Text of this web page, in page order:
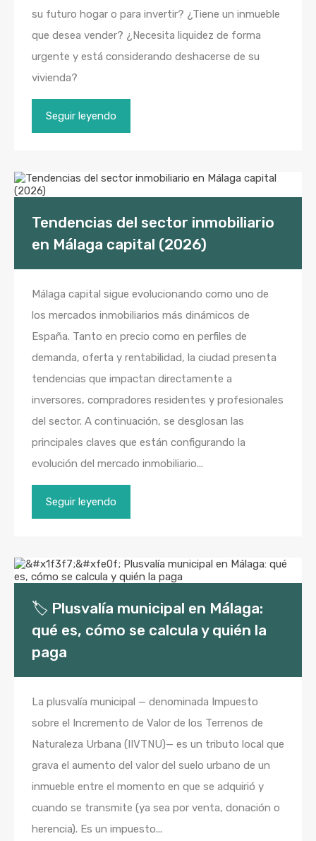
su futuro hogar o para invertir? ¿Tiene un inmueble
que desea vender? ¿Necesita liquidez de forma
urgente y está considerando deshacerse de su
vivienda?
Seguir leyendo
Tendencias del sector inmobiliario
en Málaga capital (2026)
Málaga capital sigue evolucionando como uno de
los mercados inmobiliarios más dinámicos de
España. Tanto en precio como en perfiles de
demanda, oferta y rentabilidad, la ciudad presenta
tendencias que impactan directamente a
inversores, compradores residentes y profesionales
del sector. A continuación, se desglosan las
principales claves que están configurando la
evolución del mercado inmobiliario...
Seguir leyendo
🏷️ Plusvalía municipal en Málaga:
qué es, cómo se calcula y quién la
paga
La plusvalía municipal — denominada Impuesto
sobre el Incremento de Valor de los Terrenos de
Naturaleza Urbana (IIVTNU)— es un tributo local que
grava el aumento del valor del suelo urbano de un
inmueble entre el momento en que se adquirió y
cuando se transmite (ya sea por venta, donación o
herencia). Es un impuesto...